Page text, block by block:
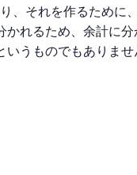
、それを作るために
れるため、余計に分
うものでもありませ